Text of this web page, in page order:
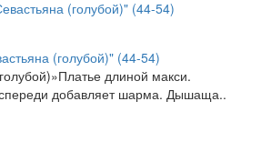
(голубой)" (44-54)
длиной макси.
добавляет шарма. Дышаща..